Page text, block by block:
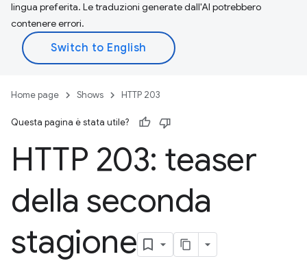
lingua preferita. Le traduzioni generate dall'AI potrebbero
contenere errori.
Home page Shows HTTP 203
Questa pagina è stata utile?
HTTP 203: teaser
della seconda
stagione